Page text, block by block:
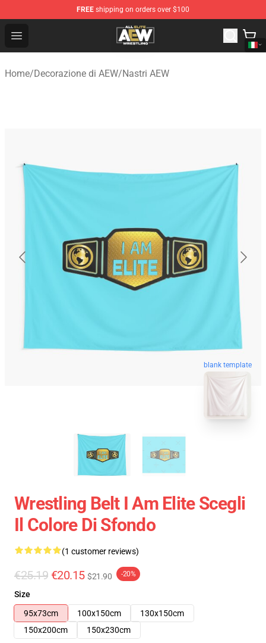
FREE shipping on orders over $100
Open menu
Aew Shop ⚡️ Official Aew Merchandise Store
Home/Decorazione di AEW/Nastri AEW
blank template
Wrestling Belt I Am Elite Scegli
Il Colore Di Sfondo
(1 customer reviews)
€25.19 €20.15 $21.90 -20%
Size
95x73cm
100x150cm
130x150cm
150x200cm
150x230cm